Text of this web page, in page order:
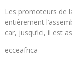
Les promoteurs de
entièrement
car, jusqu’ici, il est
ecceafrica